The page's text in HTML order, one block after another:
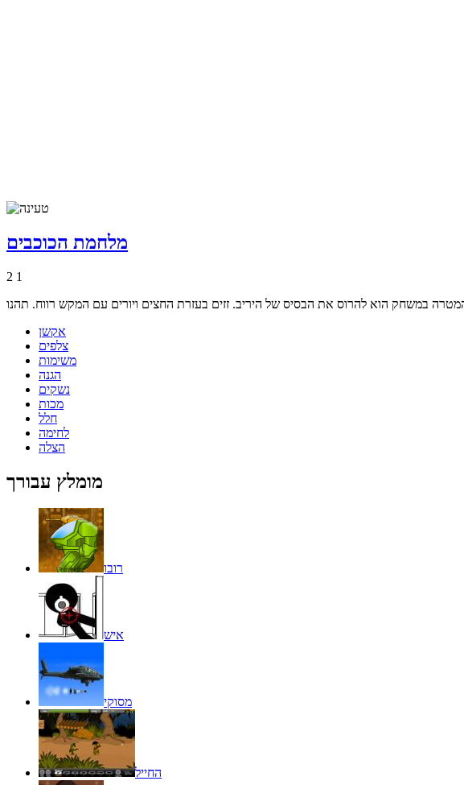
מלחמת הכוכבים
2 1
אקשן
צלפים
משימות
הגנה
נשקים
מכות
חלל
לחימה
הצלה
מומלץ עבורך
רובו
איש
מסוקי
החייל